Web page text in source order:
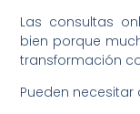
Las consultas
bien porque
transformación
Pueden